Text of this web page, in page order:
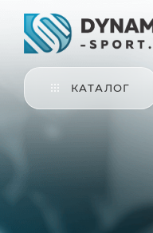
КАТАЛОГ